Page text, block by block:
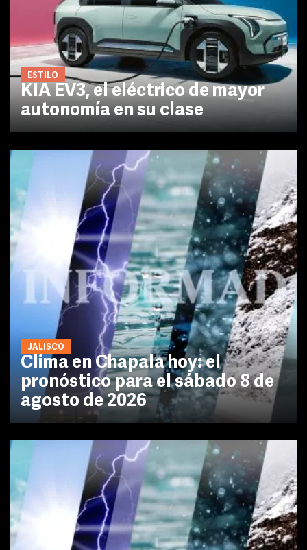
ESTILO
KIA EV3, el eléctrico de mayor
autonomía en su clase
JALISCO
Clima en Chapala hoy: el
pronóstico para el sábado 8 de
agosto de 2026